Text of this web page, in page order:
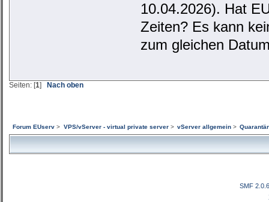
10.04.2026). Hat
Zeiten? Es kann
zum gleichen
Seiten: [1] Nach oben
Forum EUserv > VPS/vServer - virtual private server> vServer allgemein>
SMF 2.0.6